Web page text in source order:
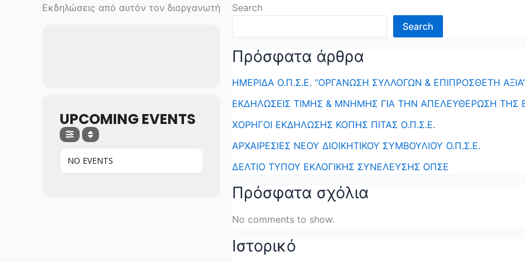
Εκδηλώσεις από αυτόν τον διοργανωτή
UPCOMING EVENTS
NO EVENTS
Search
Search
Πρόσφατα άρθρα
ΗΜΕΡΙΔΑ Ο.Π.Σ.Ε. “ΟΡΓΑΝΩΣΗ ΣΥΛΛΟΓΩΝ & ΕΠΙΠΡΟΣΘΕΤΗ
ΕΚΔΗΛΩΣΕΙΣ ΤΙΜΗΣ & ΜΝΗΜΗΣ ΓΙΑ ΤΗΝ ΑΠΕΛΕΥΘΕΡΩΣΗ ΤΗΣ
ΧΟΡΗΓΟΙ ΕΚΔΗΛΩΣΗΣ ΚΟΠΗΣ ΠΙΤΑΣ Ο.Π.Σ.Ε.
ΑΡΧΑΙΡΕΣΙΕΣ ΝΕΟΥ ΔΙΟΙΚΗΤΙΚΟΥ ΣΥΜΒΟΥΛΙΟΥ Ο.Π.Σ.Ε.
ΔΕΛΤΙΟ ΤΥΠΟΥ ΕΚΛΟΓΙΚΗΣ ΣΥΝΕΛΕΥΣΗΣ ΟΠΣΕ
Πρόσφατα σχόλια
No comments to show.
Ιστορικό